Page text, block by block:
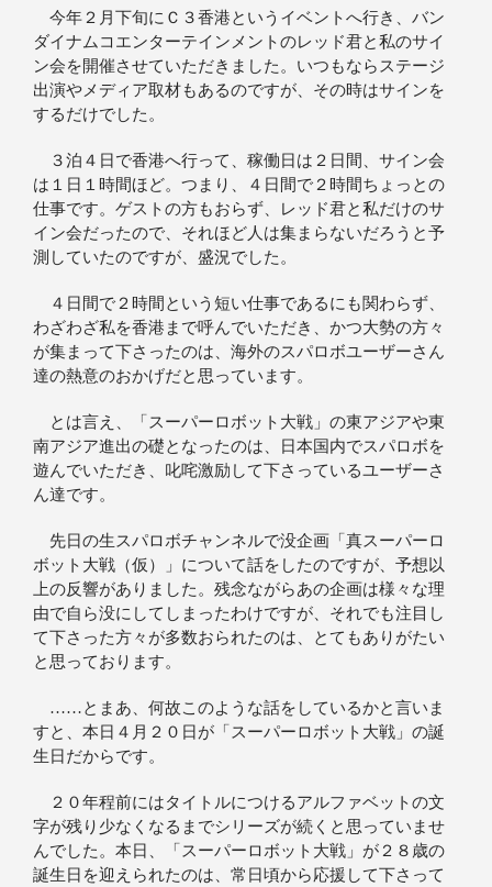
今年２月下旬にＣ３香港というイベントへ行き、バン
ダイナムコエンターテインメントのレッド君と私のサイ
ン会を開催させていただきました。いつもならステージ
出演やメディア取材もあるのですが、その時はサインを
するだけでした。
３泊４日で香港へ行って、稼働日は２日間、サイン会
は１日１時間ほど。つまり、４日間で２時間ちょっとの
仕事です。ゲストの方もおらず、レッド君と私だけのサ
イン会だったので、それほど人は集まらないだろうと予
測していたのですが、盛況でした。
４日間で２時間という短い仕事であるにも関わらず、
わざわざ私を香港まで呼んでいただき、かつ大勢の方々
が集まって下さったのは、海外のスパロボユーザーさん
達の熱意のおかげだと思っています。
とは言え、「スーパーロボット大戦」の東アジアや東
南アジア進出の礎となったのは、日本国内でスパロボを
遊んでいただき、叱咤激励して下さっているユーザーさ
ん達です。
先日の生スパロボチャンネルで没企画「真スーパーロ
ボット大戦（仮）」について話をしたのですが、予想以
上の反響がありました。残念ながらあの企画は様々な理
由で自ら没にしてしまったわけですが、それでも注目し
て下さった方々が多数おられたのは、とてもありがたい
と思っております。
……とまあ、何故このような話をしているかと言いま
すと、本日４月２０日が「スーパーロボット大戦」の誕
生日だからです。
２０年程前にはタイトルにつけるアルファベットの文
字が残り少なくなるまでシリーズが続くと思っていませ
んでした。本日、「スーパーロボット大戦」が２８歳の
誕生日を迎えられたのは、常日頃から応援して下さって